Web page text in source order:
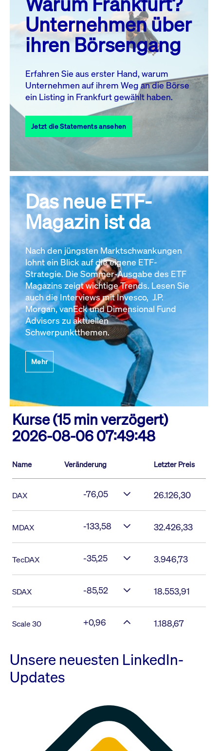
MO. DI. MI. DO. FR. SA. SO.
1
2
3
4 5 6 7 8
10 11 13 14
17
18 19 20 21 22
23
27 28
31
Alle Events
Unternehmen über
ihren Börsengang
Erfahren Sie aus erster Hand, warum
Unternehmen auf ihrem Weg an die Börse
ein Listing in Frankfurt gewählt haben.
Jetzt die Statements ansehen
Das neue ETF-
Magazin ist da
Nach den jüngsten Marktschwankungen
lohnt ein Blick auf die eigene ETF-
Strategie. Die Sommer-Ausgabe des ETF
Magazins zeigt wichtige Trends. Lesen Sie
auch die Interviews mit Invesco, J.P.
Morgan, vanEck und Dimensional Fund
Advisors zu aktuellen
Schwerpunktthemen.
Mehr
Kurse (15 min verzögert)
2026-08-06 07:49:48
Name Veränderung Letzter Preis
DAX -76,05 26.126,30
MDAX -133,58 32.426,33
TecDAX -35,25 3.946,73
SDAX -85,52 18.553,91
Scale 30 +0,96 1.188,67
Unsere neuesten LinkedIn-
Updates